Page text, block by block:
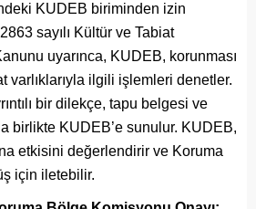
KUDEB biriminden izin
sayılı Kültür ve Tabiat
uyarınca, KUDEB, korunması
varlıklarıyla ilgili işlemleri denetler.
bir dilekçe, tapu belgesi ve
birlikte KUDEB’e sunulur. KUDEB,
etkisini değerlendirir ve Koruma
için iletebilir.